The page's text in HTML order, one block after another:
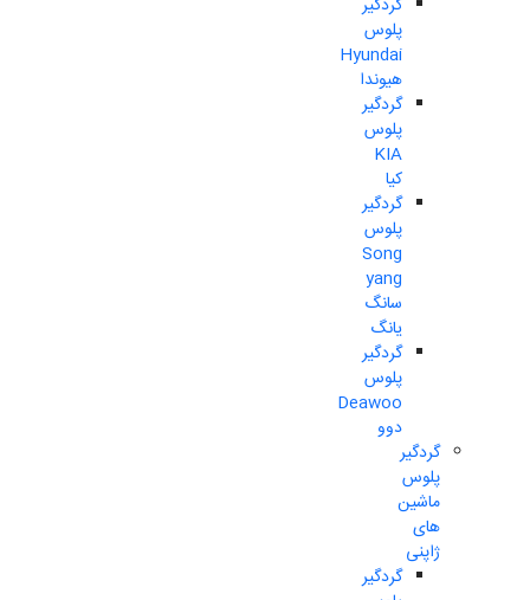
گردگیر
پلوس
Hyundai
هیوندا
گردگیر
پلوس
KIA
کیا
گردگیر
پلوس
Song
yang
سانگ
یانگ
گردگیر
پلوس
Deawoo
دوو
گردگیر
پلوس
ماشین
های
ژاپنی
گردگیر